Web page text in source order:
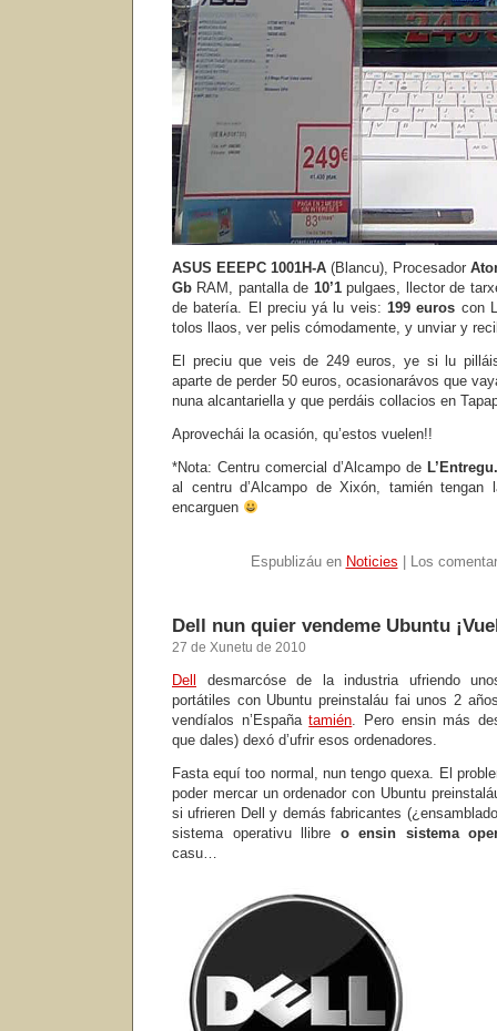
ASUS EEEPC 1001H-A (Blancu), Procesador
Gb RAM, pantalla de 10’1pulgaes, llector de
de batería. El preciu yá lu veis: 199 euros con
tolos llaos, ver pelis cómodamente, y unviar y
El preciu que veis de 249 euros, ye si lu
aparte de perder 50 euros, ocasionarávos que
nuna alcantariella y que perdáis collacios en
Aprovechái la ocasión, qu’estos vuelen!!
*Nota: Centru comercial d’Alcampo de
al centru d’Alcampo de Xixón, tamién
encarguen
Espublizáu en Noticies Los
Dell nun quier vendeme Ubuntu
27 de Xunetu de 2010
Dell
desmarcóse de la industria ufriendo
portátiles con Ubuntu preinstaláu fai unos 2
vendíalos n’Españatamién. Pero ensin más
que dales) dexó d’ufrir esos ordenadores.
Fasta equí too normal, nun tengo quexa. El
poder mercar un ordenador con Ubuntu
si ufrieren Dell y demás fabricantes
sistema operativu llibre o ensin sistema
casu…